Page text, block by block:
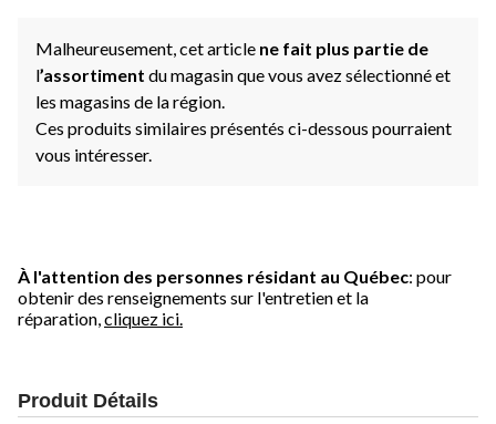
Malheureusement, cet article ne fait plus partie de
l’assortiment du magasin que vous avez sélectionné et
les magasins de la région.
Ces produits similaires présentés ci-dessous pourraient
vous intéresser.
À l'attention des personnes résidant au Québec: pour
obtenir des renseignements sur l'entretien et la
réparation,cliquez ici.
Produit Détails